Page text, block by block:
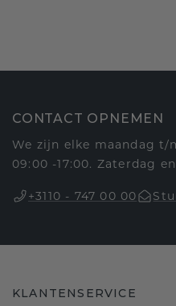
CONTACT OPNEMEN
We zijn elke maandag
09:00 -17:00. Zaterdag
+3110 - 747 00 00
KLANTENSERVICE